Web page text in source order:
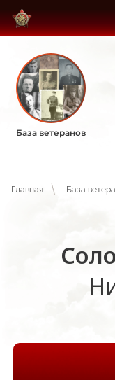
База ветеранов
Главная База